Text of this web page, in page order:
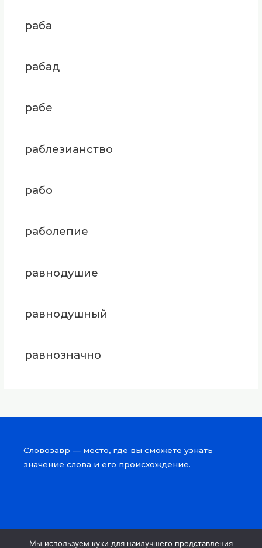
раба
рабад
рабе
раблезианство
рабо
раболепие
равнодушие
равнодушный
равнозначно
Словозавр — место, где вы сможете узнать
значение слова и его происхождение.
Мы используем куки для наилучшего представления